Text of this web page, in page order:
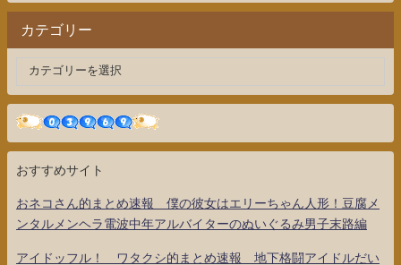
カテゴリー
おすすめサイト
おネコさん的まとめ速報 僕の彼女はエリーちゃん人形！豆腐メ
ンタルメンヘラ電波中年アルバイターのぬいぐるみ男子末路編
アイドッフル！ ワタクシ的まとめ速報 地下格闘アイドルだい